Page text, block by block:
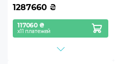
1287660 ₴
117060 ₴
х11 платежей